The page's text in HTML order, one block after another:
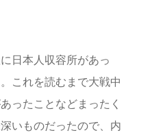
日本人収容所があっ
これを読むまで大戦中
ったことなどまったく
いものだったので、内